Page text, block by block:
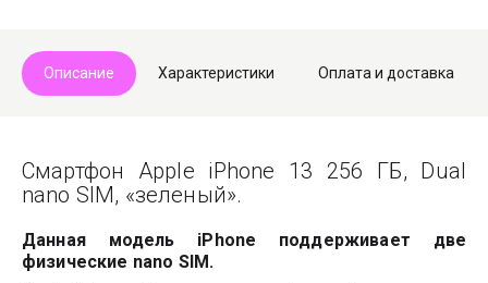
Описание Характеристики Оплата и доставка
Смартфон Apple iPhone 13 256 ГБ, Dual
nano SIM, «зеленый».
Данная модель iPhone поддерживает две
физические nano SIM.